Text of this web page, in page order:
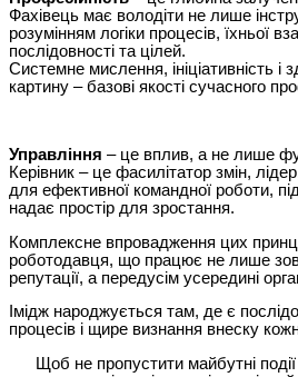
Фахівець має володіти не лише
розумінням логіки процесів, їхньої
послідовності та цілей.
Системне мислення, ініціативність і
картину – базові якості сучасного
Управління – це вплив, а не лише
Керівник – це фасилітатор змін,
для ефективної командної роботи,
надає простір для зростання.
Комплексне впровадження цих
роботодавця, що працює не лише
репутації, а передусім усередині
Імідж народжується там, де є
процесів і щире визнання внеску
Щоб не пропустити майбутні